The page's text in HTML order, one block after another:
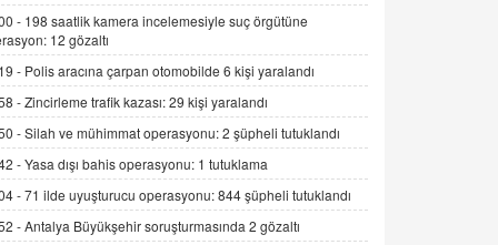
AV. DOĞAN CAN DOĞAN
Kişisel verilerin korunması ve dijital
hukukun gelişimi
15.09.2025 16:17
SEHER EREK
Kış Ayları Geldi, Hangi Önlemler
Alınmalı?
9.12.2025 10:11
- 198 saatlik kamera incelemesiyle suç örgütüne
12 gözaltı
- Polis aracına çarpan otomobilde 6 kişi yaralandı
-Zincirleme trafik kazası: 29 kişi yaralandı
-Silah ve mühimmat operasyonu: 2 şüpheli tutuklandı
-Yasa dışı bahis operasyonu: 1 tutuklama
-71 ilde uyuşturucu operasyonu: 844 şüpheli tutuklandı
-Antalya Büyükşehir soruşturmasında 2 gözaltı